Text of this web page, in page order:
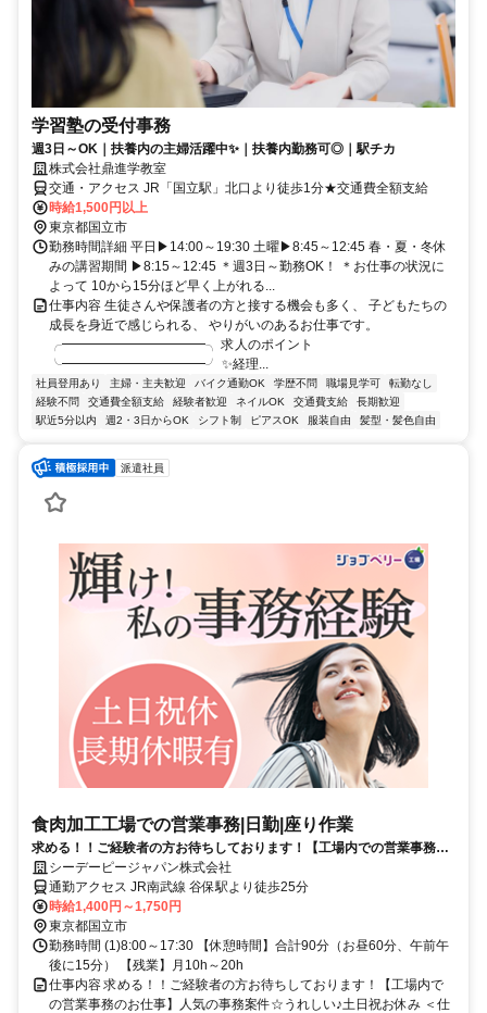
学習塾の受付事務
週3日～OK｜扶養内の主婦活躍中✨｜扶養内勤務可◎｜駅チカ
株式会社鼎進学教室
交通・アクセス JR「国立駅」北口より徒歩1分★交通費全額支給
時給1,500円以上
東京都国立市
勤務時間詳細 平日▶14:00～19:30 土曜▶8:45～12:45 春・夏・冬休
みの講習期間 ▶8:15～12:45 ＊週3日～勤務OK！ ＊お仕事の状況に
よって 10から15分ほど早く上がれる...
仕事内容 生徒さんや保護者の方と接する機会も多く、 子どもたちの
成長を身近で感じられる、 やりがいのあるお仕事です。
╭━━━━━━━━━━━╮ 求人のポイント
╰━━━━━━━━━━━╯ ✨経理...
社員登用あり 主婦・主夫歓迎 バイク通勤OK 学歴不問 職場見学可
転勤なし
経験不問
交通費全額支給 経験者歓迎 ネイルOK 交通費支給
長期歓迎
駅近5分以内
週2・3日からOK シフト制 ピアスOK 服装自由 髪型・髪色自由
派遣社員
食肉加工工場での営業事務|日勤|座り作業
求める！！ご経験者の方お待ちしております！【工場内での営業事務の
お仕事】人気の事務案件☆うれしい♪土日祝お休み
シーデーピージャパン株式会社
通勤アクセス JR南武線 谷保駅より徒歩25分
時給1,400円～1,750円
東京都国立市
勤務時間 (1)8:00～17:30 【休憩時間】合計90分（お昼60分、午前午
後に15分） 【残業】月10h～20h
仕事内容 求める！！ご経験者の方お待ちしております！【工場内で
の営業事務のお仕事】人気の事務案件☆うれしい♪土日祝お休み ＜仕